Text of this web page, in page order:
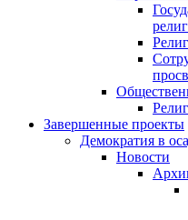
Завершенные проекты
Демократия в
Новости